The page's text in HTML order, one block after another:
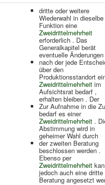
dritte oder weitere
Wiederwahl in dieselbe
Funktion eine
Zweidrittelmehrheit
erforderlich . Das
Generalkapitel berät
eventuelle
nach der jede
über den
Produktionsstandort
Zweidrittelmehrheit im
Aufsichtsrat bedarf ,
erhalten bleiben . Der
Zur Aufnahme in die
bedarf es einer
Zweidrittelmehrheit .
Abstimmung wird in
geheimer Wahl durch
der zweiten Beratung
beschlossen werden .
Ebenso per
Zweidrittelmehrheit
jedoch auch eine dritte
Beratung angesetzt